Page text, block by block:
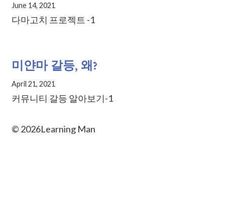
June 14, 2021
다마고치 프로젝트 -1
미얀마 갈등, 왜?
April 21, 2021
커뮤니티 갈등 알아보기-1
© 2026Learning Man